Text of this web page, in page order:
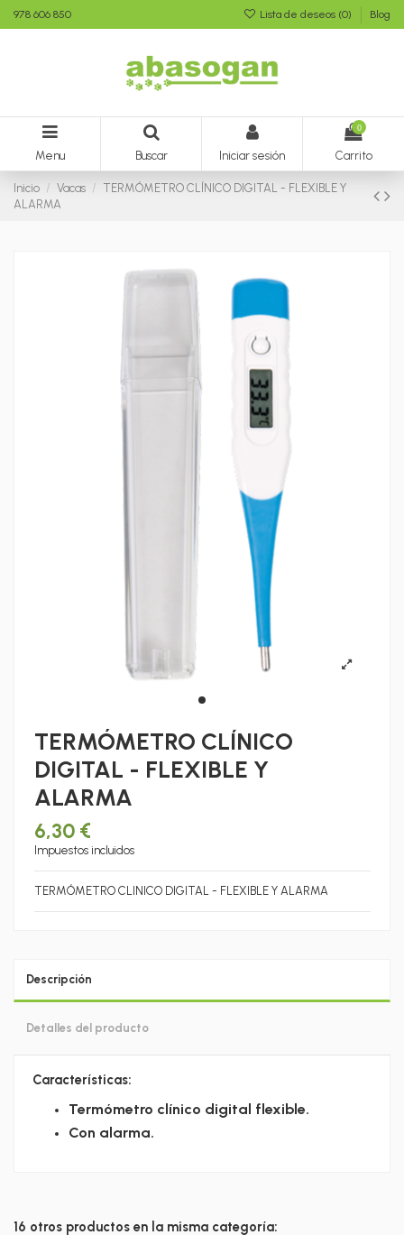
978 606 850 Lista de deseos (0) Blog
Menu Buscar Iniciar sesión
0
Carrito
Inicio Vacas
TERMÓMETRO CLÍNICO DIGITAL - FLEXIBLE Y
ALARMA
TERMÓMETRO CLÍNICO
DIGITAL - FLEXIBLE Y
ALARMA
6,30 €
Impuestos incluidos
TERMÓMETRO CLINICO DIGITAL - FLEXIBLE Y ALARMA
Descripción
Detalles del producto
Características:
Termómetro clínico digital flexible.
Con alarma.
16 otros productos en la misma categoría: